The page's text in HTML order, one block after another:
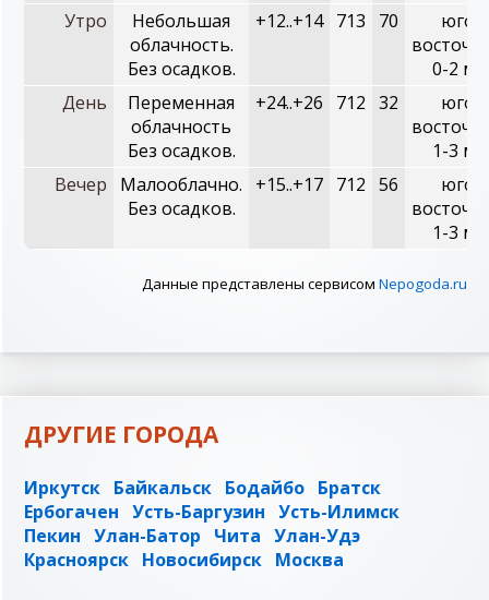
Утро
Небольшая
облачность.
Без осадков.
+12..+14 713 70
юго-
0-2 м/с
День
Переменная
облачность
Без осадков.
+24..+26 712 32
юго-
1-3 м/с
Вечер
Малооблачно.
Без осадков.
+15..+17 712 56
юго-
1-3 м/с
Данные представлены сервисом Nepogoda.ru
ДРУГИЕ ГОРОДА
Иркутск Байкальск Бодайбо Братск
Ербогачен Усть-Баргузин Усть-Илимск
Пекин Улан-Батор Чита Улан-Удэ
Красноярск Новосибирск Москва